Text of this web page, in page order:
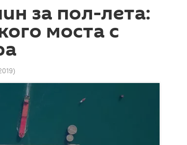
за пол-лета:
моста с
)